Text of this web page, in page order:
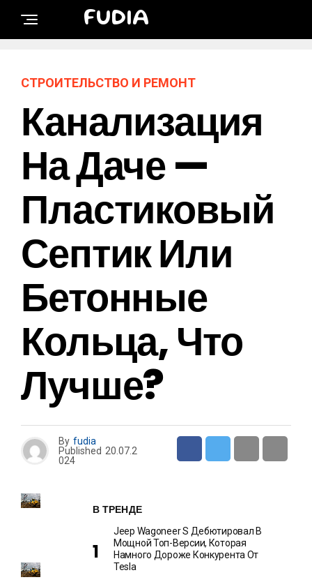
FUDIA
СТРОИТЕЛЬСТВО И РЕМОНТ
Канализация
На Даче —
Пластиковый
Септик Или
Бетонные
Кольца, Что
Лучше?
By fudia
Published 20.07.2
024
В ТРЕНДЕ
Jeep Wagoneer S Дебютировал В
Мощной Топ-Версии, Которая
Намного Дороже Конкурента От
Tesla